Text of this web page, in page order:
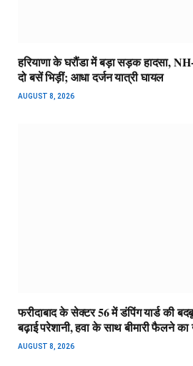
हरियाणा के घरौंडा में बड़ा सड़क हादसा,
दो बसें भिड़ीं; आधा दर्जन यात्री घायल
AUGUST 8, 2026
फरीदाबाद के सेक्टर 56 में डंपिंग यार्ड की
बढ़ाई परेशानी, हवा के साथ बीमारी फैलने का
AUGUST 8, 2026